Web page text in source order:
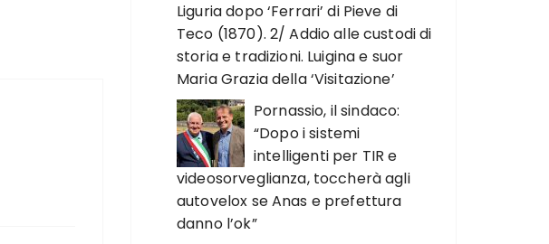
Liguria dopo ‘Ferrari’ di Pieve di
Teco (1870). 2/ Addio alle custodi di
storia e tradizioni. Luigina e suor
Maria Grazia della ‘Visitazione’
Pornassio, il sindaco:
“Dopo i sistemi
intelligenti per TIR e
videosorveglianza, toccherà agli
autovelox se Anas e prefettura
danno l’ok”